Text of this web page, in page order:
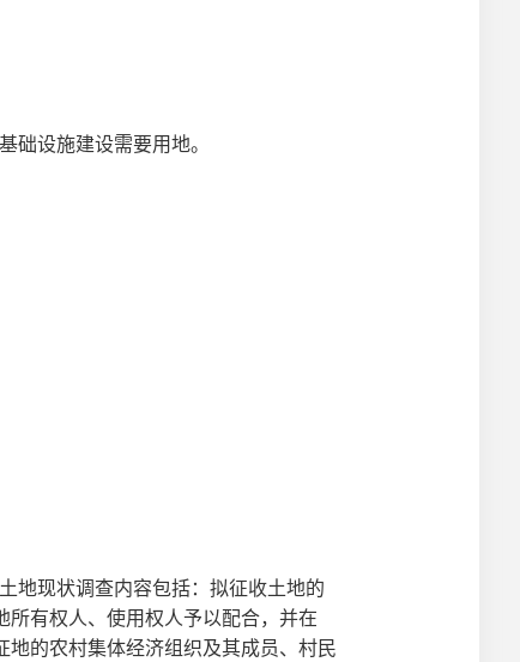
础设施建设需要用地。
地现状调查内容包括：拟征收土地的
有权人、使用权人予以配合，并在
地的农村集体经济组织及其成员、村民